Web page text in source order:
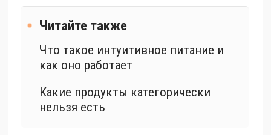
Читайте также
Что такое интуитивное питание и
как оно работает
Какие продукты категорически
нельзя есть